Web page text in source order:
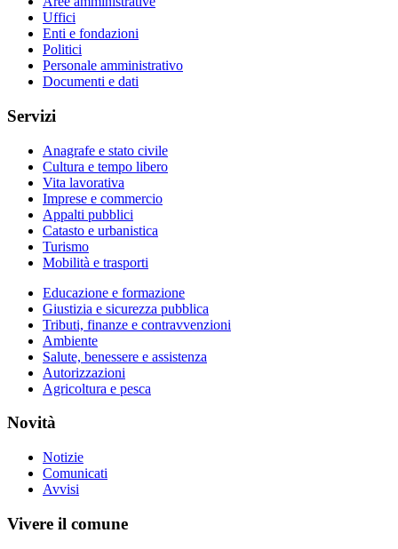
Uffici
Enti e fondazioni
Politici
Personale amministrativo
Documenti e dati
Servizi
Anagrafe e stato civile
Cultura e tempo libero
Vita lavorativa
Imprese e commercio
Appalti pubblici
Catasto e urbanistica
Turismo
Mobilità e trasporti
Educazione e formazione
Giustizia e sicurezza pubblica
Tributi, finanze e contravvenzioni
Ambiente
Salute, benessere e assistenza
Autorizzazioni
Agricoltura e pesca
Novità
Notizie
Comunicati
Avvisi
Vivere il comune